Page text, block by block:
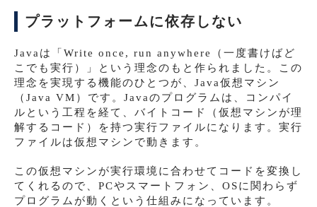
プラットフォームに依存しない
Javaは「Write once, run anywhere（一度書けばど
こでも実行）」という理念のもと作られました。この
理念を実現する機能のひとつが、Java仮想マシン
（Java VM）です。Javaのプログラムは、コンパイ
ルという工程を経て、バイトコード（仮想マシンが理
解するコード）を持つ実行ファイルになります。実行
ファイルは仮想マシンで動きます。
この仮想マシンが実行環境に合わせてコードを変換し
てくれるので、PCやスマートフォン、OSに関わらず
プログラムが動くという仕組みになっています。